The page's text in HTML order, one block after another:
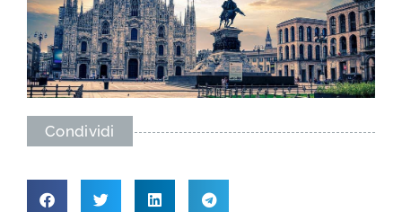
Condividi